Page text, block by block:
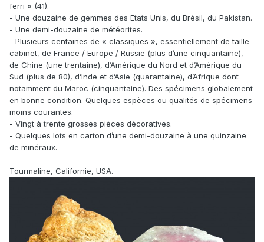
ferri » (41).
- Une douzaine de gemmes des Etats Unis, du Brésil, du Pakistan.
- Une demi-douzaine de météorites.
- Plusieurs centaines de « classiques », essentiellement de taille
cabinet, de France / Europe / Russie (plus d’une cinquantaine),
de Chine (une trentaine), d’Amérique du Nord et d’Amérique du
Sud (plus de 80), d’Inde et d’Asie (quarantaine), d’Afrique dont
notamment du Maroc (cinquantaine). Des spécimens globalement
en bonne condition. Quelques espèces ou qualités de spécimens
moins courantes.
- Vingt à trente grosses pièces décoratives.
- Quelques lots en carton d’une demi-douzaine à une quinzaine
de minéraux.
Tourmaline, Californie, USA.